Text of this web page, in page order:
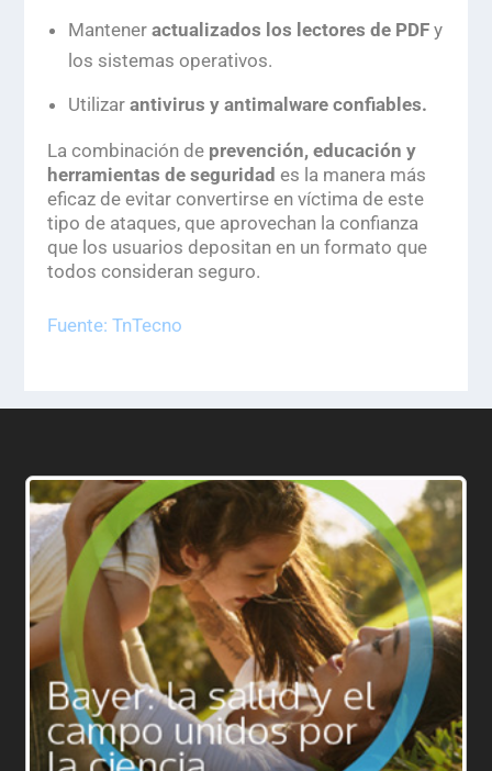
Mantener actualizados los lectores de PDF y
los sistemas operativos.
Utilizar antivirus y antimalware confiables.
La combinación de prevención, educación y
herramientas de seguridad es la manera más
eficaz de evitar convertirse en víctima de este
tipo de ataques, que aprovechan la confianza
que los usuarios depositan en un formato que
todos consideran seguro.
Fuente: TnTecno